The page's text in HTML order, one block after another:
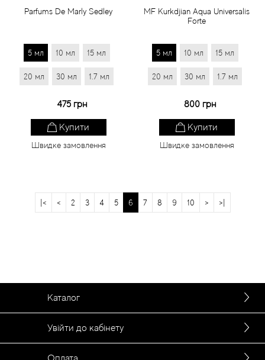
Parfums De Marly Sedley
5 мл 10 мл 15 мл
20 мл 30 мл 1.7 мл
475 грн
Купити
Швидке замовлення
MF Kurkdjian Aqua Universalis
Forte
5 мл 10 мл 15 мл
20 мл 30 мл 1.7 мл
800 грн
Купити
Швидке замовлення
|< < 2 3 4 5 6 7 8 9 10 > >|
Каталог
Увійти до кабінету